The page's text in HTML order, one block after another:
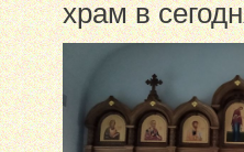
храм в